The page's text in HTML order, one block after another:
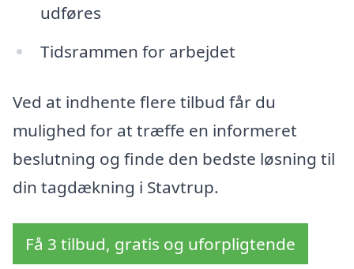
udføres
Tidsrammen for arbejdet
Ved at indhente flere tilbud får du
mulighed for at træffe en informeret
beslutning og finde den bedste løsning til
din tagdækning i Stavtrup.
Få 3 tilbud, gratis og uforpligtende